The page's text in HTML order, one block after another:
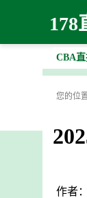
178
CBA
您的位
作者